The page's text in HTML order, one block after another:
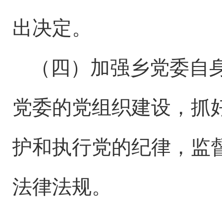
出决定。
（四）加强乡党委
党委的党组织建设，抓
护和执行党的纪律，监
法律法规。